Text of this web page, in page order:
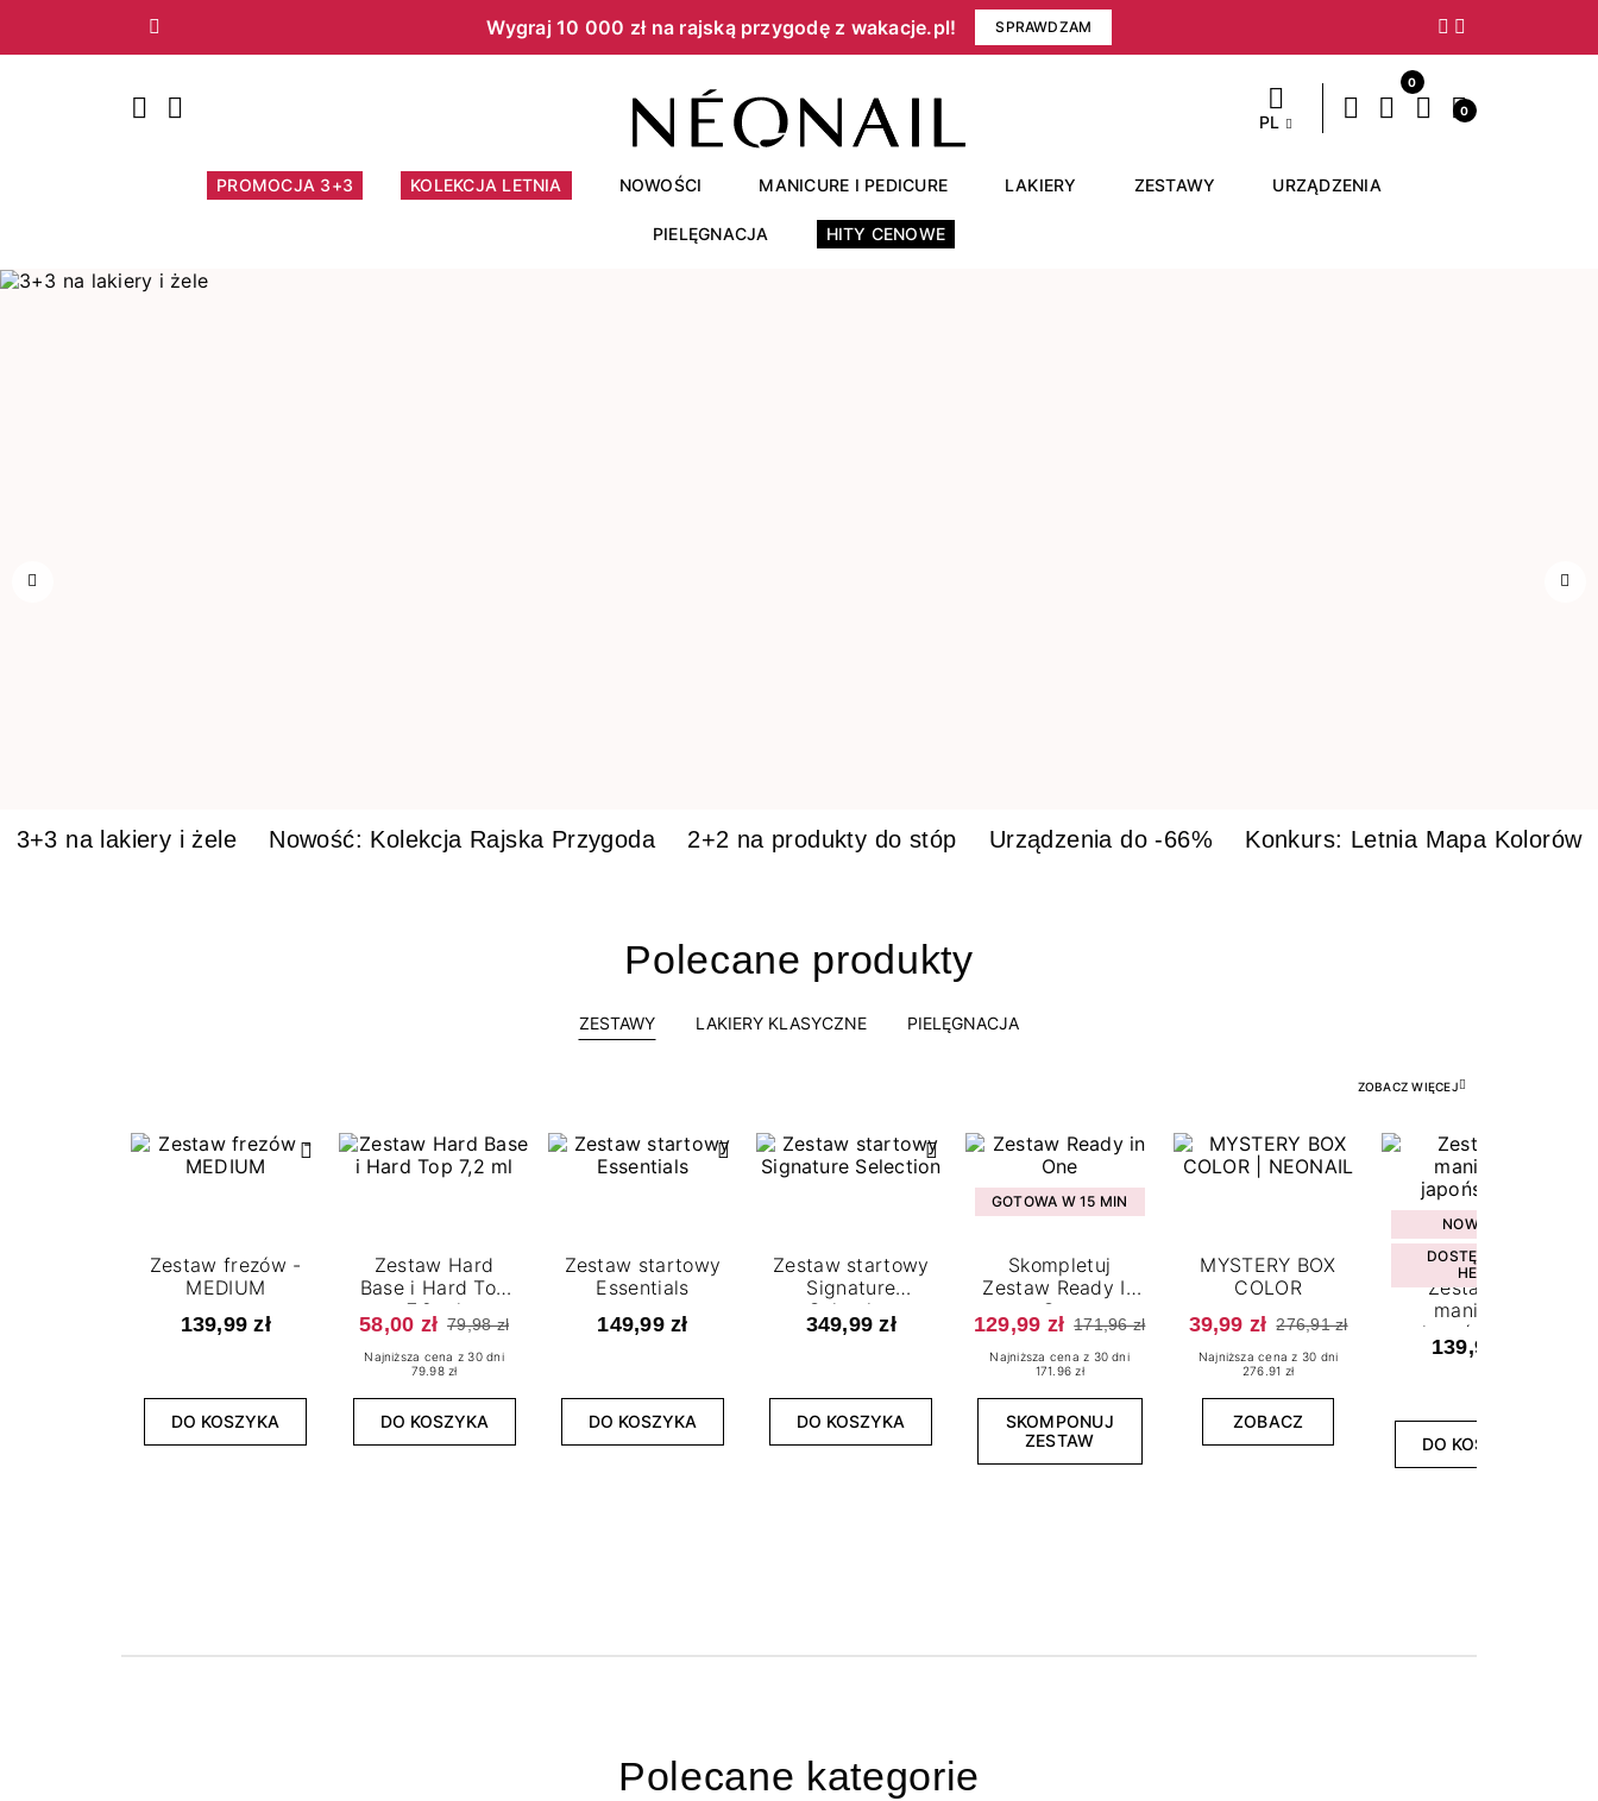
Wygraj 10 000 zł na rajską przygodę z wakacje.pl!​ SPRAWDZAM
Poprzedni Następny
PL
0
0
PROMOCJA 3+3 KOLEKCJA LETNIA NOWOŚCI MANICURE I PEDICURE LAKIERY ZESTAWY URZĄDZENIA
PIELĘGNACJA HITY CENOWE
3+3 na lakiery i żele Nowość: Kolekcja Rajska Przygoda 2+2 na produkty do stóp Urządzenia do -66% Konkurs: Letnia Mapa Kolorów
Polecane produkty
ZESTAWY LAKIERY KLASYCZNE PIELĘGNACJA
ZOBACZ WIĘCEJ
Zestaw frezów -
MEDIUM
139,99 zł
DO KOSZYKA
Zestaw Hard
Base i Hard Top
7,2 ml
58,00 zł 79,98 zł
Najniższa cena z 30 dni
79.98 zł
DO KOSZYKA
Zestaw startowy
Essentials
149,99 zł
DO KOSZYKA
Zestaw startowy
Signature
Selection
349,99 zł
DO KOSZYKA
GOTOWA W 15 MIN
Skompletuj
Zestaw Ready In
One
129,99 zł 171,96 zł
Najniższa cena z 30 dni
171.96 zł
SKOMPONUJ
ZESTAW
MYSTERY BOX
COLOR
39,99 zł 276,91 zł
Najniższa cena z 30 dni
276.91 zł
ZOBACZ
NOWOŚĆ
DOSTĘPNY W
HEBE
Zestaw do
manicure
japońskiego
139,99 zł
DO KOSZYKA
Polecane kategorie